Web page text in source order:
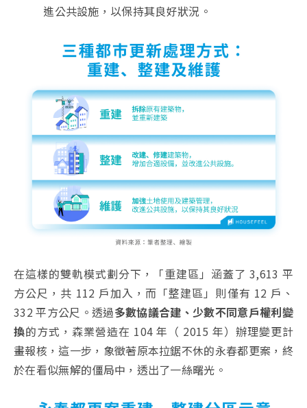
進公共設施，以保持其良好狀況。
在這樣的雙軌模式劃分下，「重建區」涵蓋了 3,613 平
方公尺，共 112 戶加入，而「整建區」則僅有 12 戶、
332 平方公尺。透過多數協議合建、少數不同意戶權利變
換的方式，森業營造在 104 年（ 2015 年）辦理變更計
畫報核，這一步，象徵著原本拉鋸不休的永春都更案，終
於在看似無解的僵局中，透出了一絲曙光。